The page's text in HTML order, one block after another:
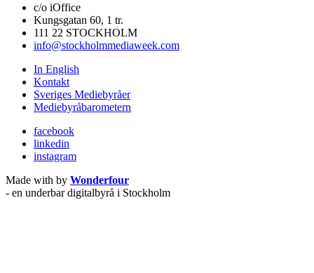
c/o iOffice
Kungsgatan 60, 1 tr.
111 22 STOCKHOLM
info@stockholmmediaweek.com
In English
Kontakt
Sveriges Mediebyråer
Mediebyråbarometern
facebook
linkedin
instagram
Made with by Wonderfour
- en underbar digitalbyrå i Stockholm